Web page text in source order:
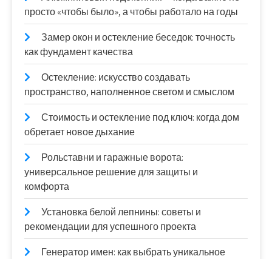
просто «чтобы было», а чтобы работало на годы
Замер окон и остекление беседок: точность
как фундамент качества
Остекление: искусство создавать
пространство, наполненное светом и смыслом
Стоимость и остекление под ключ: когда дом
обретает новое дыхание
Рольставни и гаражные ворота:
универсальное решение для защиты и
комфорта
Установка белой лепнины: советы и
рекомендации для успешного проекта
Генератор имен: как выбрать уникальное